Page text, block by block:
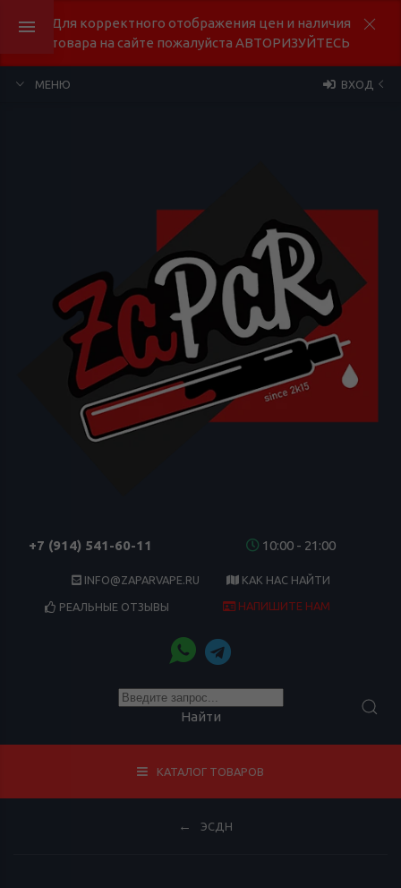
Для корректного отображения цен и наличия
товара на сайте пожалуйста АВТОРИЗУЙТЕСЬ
МЕНЮ ВХОД
+7 (914) 541-60-11 10:00 - 21:00
INFO@ZAPARVAPE.RU КАК НАС НАЙТИ
РЕАЛЬНЫЕ ОТЗЫВЫ НАПИШИТЕ НАМ
Найти
КАТАЛОГ ТОВАРОВ
ЭСДН